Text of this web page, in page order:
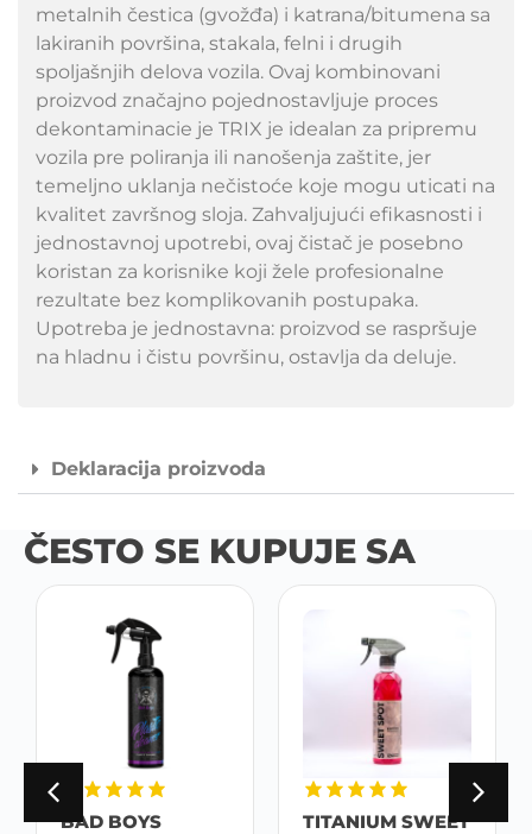
metalnih čestica (gvožđa) i katrana/bitumena sa
lakiranih površina, stakala, felni i drugih
spoljašnjih delova vozila. Ovaj kombinovani
proizvod značajno pojednostavljuje proces
dekontaminacie je TRIX je idealan za pripremu
vozila pre poliranja ili nanošenja zaštite, jer
temeljno uklanja nečistoće koje mogu uticati na
kvalitet završnog sloja. Zahvaljujući efikasnosti i
jednostavnoj upotrebi, ovaj čistač je posebno
koristan za korisnike koji žele profesionalne
rezultate bez komplikovanih postupaka.
Upotreba je jednostavna: proizvod se raspršuje
na hladnu i čistu površinu, ostavlja da deluje.
Deklaracija proizvoda
ČESTO SE KUPUJE SA
BAD BOYS
TITANIUM SWEET